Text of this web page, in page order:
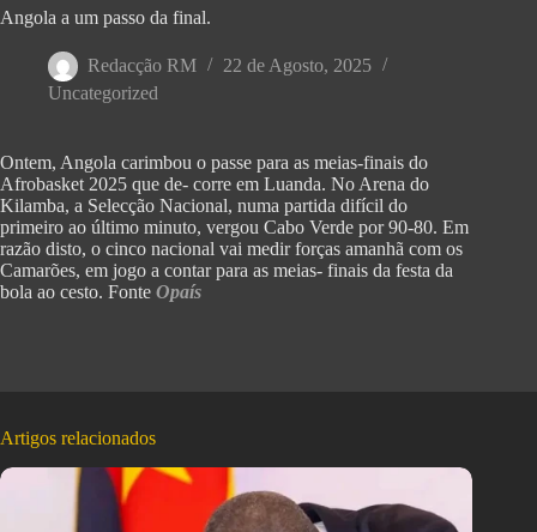
Angola a um passo da final.
Redacção RM
22 de Agosto, 2025
Uncategorized
Ontem, Angola carimbou o passe para as meias-finais do
Afrobasket 2025 que de- corre em Luanda. No Arena do
Kilamba, a Selecção Nacional, numa partida difícil do
primeiro ao último minuto, vergou Cabo Verde por 90-80. Em
razão disto, o cinco nacional vai medir forças amanhã com os
Camarões, em jogo a contar para as meias- finais da festa da
bola ao cesto. Fonte Opaís
Artigos relacionados